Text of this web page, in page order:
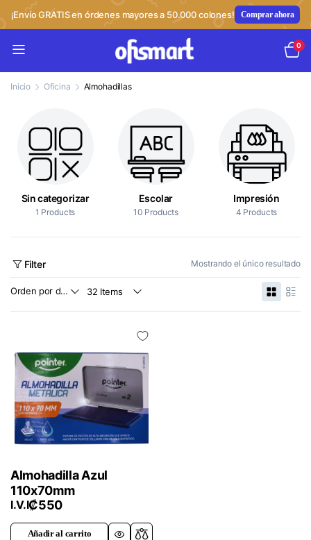
¡Envío GRATIS en órdenes mayores a 50.000 colones! Comprar ahora
0
Inicio Oficina Almohadillas
Sin categorizar
1 Products
Escolar
10 Products
Impresión
4 Products
Filter Mostrando el único resultado
Almohadilla Azul
110x70mm
₡550
I.V.I
Añadir al carrito